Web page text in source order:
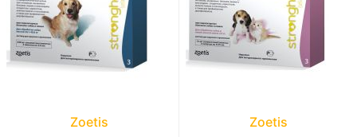
Zoetis Zoetis